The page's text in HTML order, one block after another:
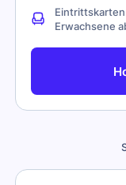
Erwachsene